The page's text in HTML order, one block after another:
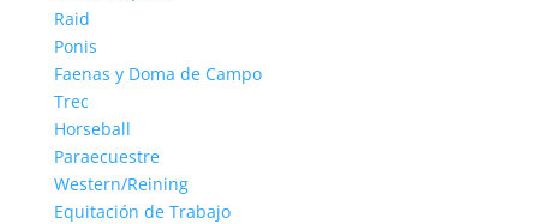
Raid
Ponis
Faenas y Doma de Campo
Trec
Horseball
Paraecuestre
Western/Reining
Equitación de Trabajo